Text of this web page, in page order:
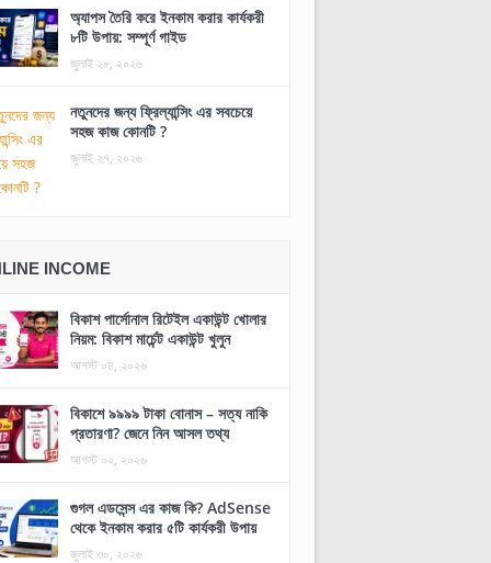
অ্যাপস তৈরি করে ইনকাম করার কার্যকরী
৮টি উপায়: সম্পূর্ণ গাইড
জুলাই ২৮, ২০২৬
নতুনদের জন্য ফ্রিল্যান্সিং এর সবচেয়ে
সহজ কাজ কোনটি ?
জুলাই ২৭, ২০২৬
INCOME
বিকাশ পার্সোনাল রিটেইল একাউন্ট খোলার
নিয়ম: বিকাশ মার্চেন্ট একাউন্ট খুলুন
আগস্ট ০৪, ২০২৬
বিকাশে ৯৯৯৯ টাকা বোনাস – সত্য নাকি
প্রতারণা? জেনে নিন আসল তথ্য
আগস্ট ০২, ২০২৬
গুগল এডসেন্স এর কাজ কি? AdSense
থেকে ইনকাম করার ৫টি কার্যকরী উপায়
জুলাই ৩০, ২০২৬